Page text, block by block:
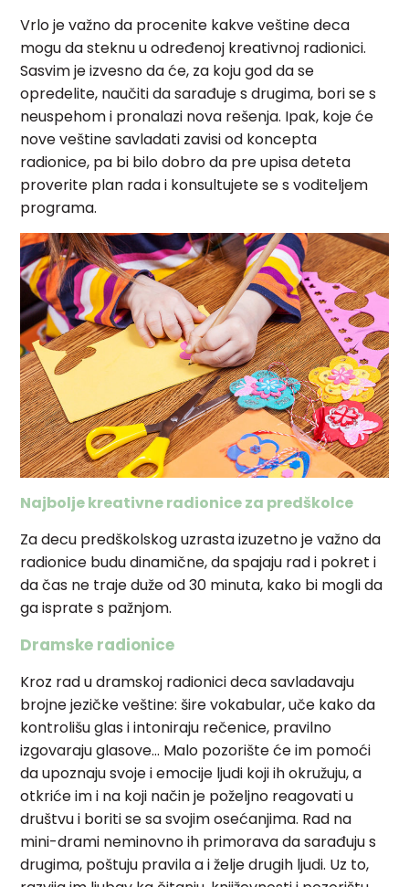
Vrlo je važno da procenite kakve veštine deca
mogu da steknu u određenoj kreativnoj radionici.
Sasvim je izvesno da će, za koju god da se
opredelite, naučiti da sarađuje s drugima, bori se s
neuspehom i pronalazi nova rešenja. Ipak, koje će
nove veštine savladati zavisi od koncepta
radionice, pa bi bilo dobro da pre upisa deteta
proverite plan rada i konsultujete se s voditeljem
programa.
Najbolje kreativne radionice za predškolce
Za decu predškolskog uzrasta izuzetno je važno da
radionice budu dinamične, da spajaju rad i pokret i
da čas ne traje duže od 30 minuta, kako bi mogli da
ga isprate s pažnjom.
Dramske radionice
Kroz rad u dramskoj radionici deca savladavaju
brojne jezičke veštine: šire vokabular, uče kako da
kontrolišu glas i intoniraju rečenice, pravilno
izgovaraju glasove… Malo pozorište će im pomoći
da upoznaju svoje i emocije ljudi koji ih okružuju, a
otkriće im i na koji način je poželjno reagovati u
društvu i boriti se sa svojim osećanjima. Rad na
mini-drami neminovno ih primorava da sarađuju s
drugima, poštuju pravila a i želje drugih ljudi. Uz to,